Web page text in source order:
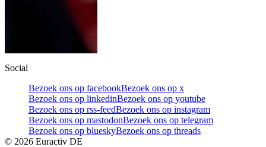
Social
Bezoek ons op facebookBezoek ons op x
Bezoek ons op linkedinBezoek ons op youtube
Bezoek ons op rss-feedBezoek ons op instagram
Bezoek ons op mastodonBezoek ons op telegram
Bezoek ons op blueskyBezoek ons op threads
© 2026 Euractiv DE